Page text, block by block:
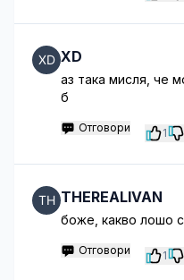
XD
аз така мисля, че
б
Отговори 1
THEREALIVAN
боже, какво лошо
Отговори 1